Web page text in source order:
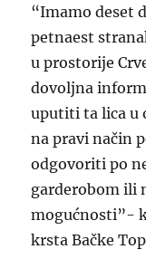
“Imamo deset
petnaest
u prostorije
dovoljna
uputiti ta lica u
na pravi način
odgovoriti po
garderobom ili
mogućnosti”-
krsta Bačke